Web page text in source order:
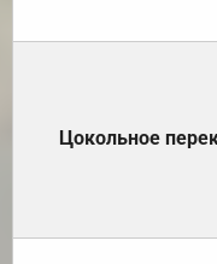
Цокольное